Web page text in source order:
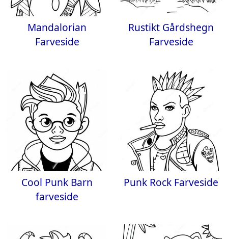
Mandalorian
Farveside
Rustikt Gårdshegn
Farveside
Cool Punk Barn
farveside
Punk Rock Farveside